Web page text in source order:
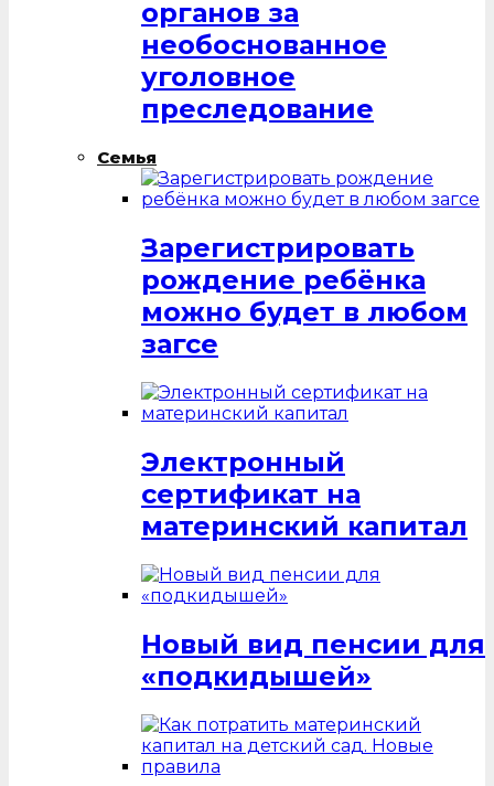
органов за
необоснованное
уголовное
преследование
Семья
Зарегистрировать
рождение ребёнка
можно будет в любом
загсе
Электронный
сертификат на
материнский капитал
Новый вид пенсии для
«подкидышей»